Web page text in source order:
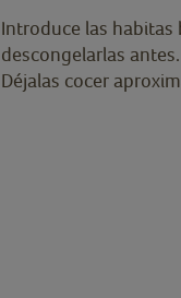
Introduce las habitas
descongelarlas antes.
Déjalas cocer